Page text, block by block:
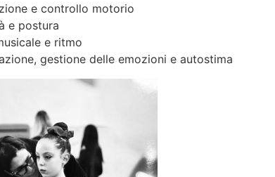
e controllo motorio
e postura
e ritmo
gestione delle emozioni e autostima